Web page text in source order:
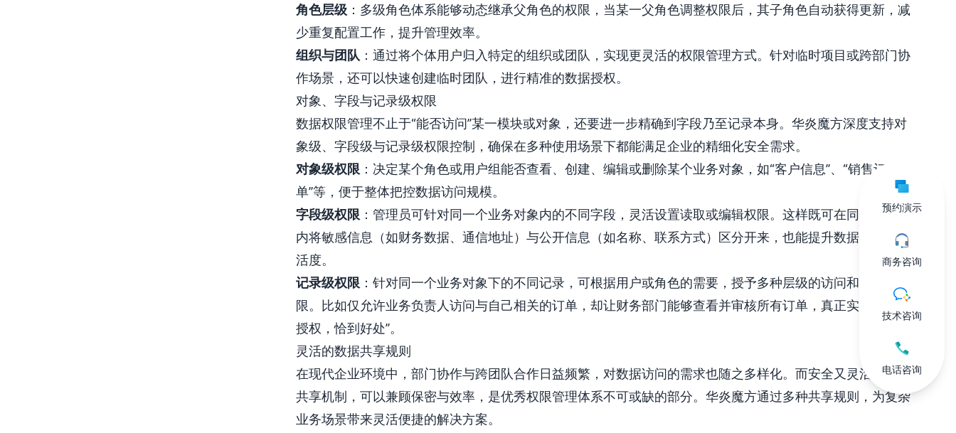
角色层级 ：多级角色体系能够动态继承父角色的权限，当某一父角色调整权限后，其子角色自动获得更新，减
少重复配置工作，提升管理效率。
组织与团队 ：通过将个体用户归入特定的组织或团队，实现更灵活的权限管理方式。针对临时项目或跨部门协
作场景，还可以快速创建临时团队，进行精准的数据授权。
对象、字段与记录级权限
数据权限管理不止于“能否访问”某一模块或对象，还要进一步精确到字段乃至记录本身。华炎魔方深度支持对
象级、字段级与记录级权限控制，确保在多种使用场景下都能满足企业的精细化安全需求。
对象级权限 ：决定某个角色或用户组能否查看、创建、编辑或删除某个业务对象，如“客户信息”、“销售订
单”等，便于整体把控数据访问规模。
字段级权限 ：管理员可针对同一个业务对象内的不同字段，灵活设置读取或编辑权限。这样既可在同一个对象
内将敏感信息（如财务数据、通信地址）与公开信息（如名称、联系方式）区分开来，也能提升数据展示的灵
活度。
记录级权限 ：针对同一个业务对象下的不同记录，可根据用户或角色的需要，授予多种层级的访问和编辑权
限。比如仅允许业务负责人访问与自己相关的订单，却让财务部门能够查看并审核所有订单，真正实现“按需
授权，恰到好处”。
灵活的数据共享规则
在现代企业环境中，部门协作与跨团队合作日益频繁，对数据访问的需求也随之多样化。而安全又灵活的数据
共享机制，可以兼顾保密与效率，是优秀权限管理体系不可或缺的部分。华炎魔方通过多种共享规则，为复杂
业务场景带来灵活便捷的解决方案。
预约演示
商务咨询
技术咨询
电话咨询